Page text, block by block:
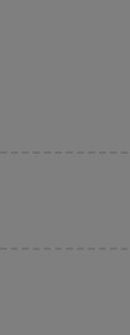
Angebote
die